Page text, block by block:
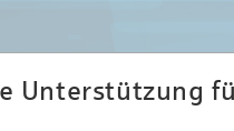
Unterstützung